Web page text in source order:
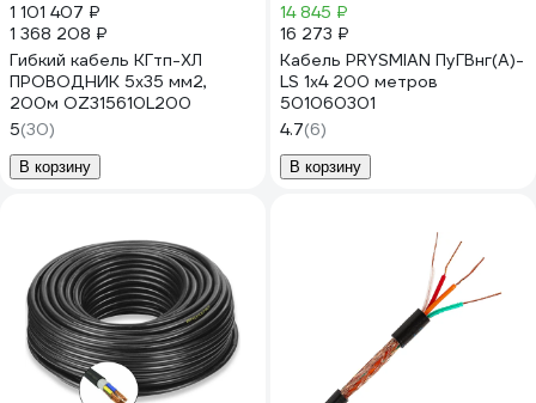
1 101 407 ₽
1 368 208 ₽
Гибкий кабель КГтп-ХЛ
ПРОВОДНИК 5x35 мм2,
200м OZ315610L200
5(30)
В корзину
14 845 ₽
16 273 ₽
Кабель PRYSMIAN ПуГВнг(А)-
LS 1x4 200 метров
501060301
4.7(6)
В корзину